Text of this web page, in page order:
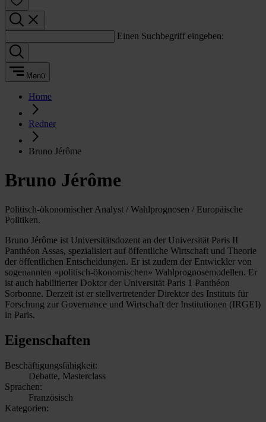
Einen Suchbegriff eingeben:
Menü
Home
Redner
Bruno Jérôme
Bruno Jérôme
Politisch-ökonomischer Analyst / Wahlprognosen / Europäische
Politiken.
Bruno Jérôme ist Universitätsdozent an der Universität Paris II
Panthéon Assas, spezialisiert auf öffentliche Wirtschaft und Theorie
der öffentlichen Entscheidungen. Er ist zudem der Entwickler von
sogenannten «politisch-ökonomischen» Wahlprognosemodellen. Er
ist auch habilitierter Doktor der Universität Paris 1 Panthéon
Sorbonne. Derzeit ist er stellvertretender Direktor des Instituts für
Forschung zur Governance und Wirtschaft der Institutionen (IRGEI)
in Paris.
Eigenschaften
Beschäftigungsfähigkeit:
Debatte, Masterclass
Sprachen:
Französisch
Kategorien: